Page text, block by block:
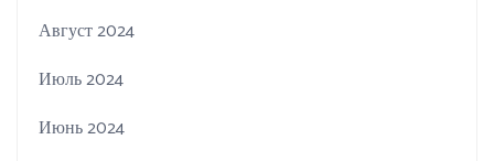
Август 2024
Июль 2024
Июнь 2024